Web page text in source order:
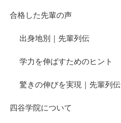
合格した先輩の声
出身地別｜先輩列伝
学力を伸ばすためのヒント
驚きの伸びを実現｜先輩列伝
四谷学院について